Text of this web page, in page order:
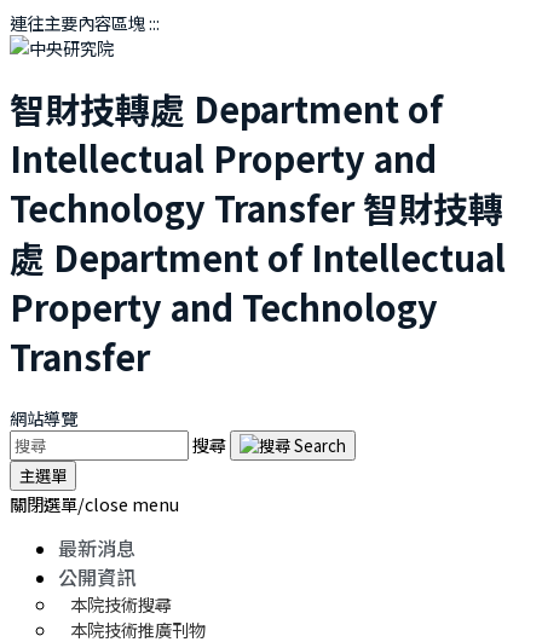
連往主要內容區塊:::
智財技轉處 Department of
Intellectual Property and
Technology Transfer智財技轉
處 Department of Intellectual
Property and Technology
Transfer
網站導覽
搜尋
主選單
關閉選單/close menu
最新消息
公開資訊
本院技術搜尋
本院技術推廣刊物